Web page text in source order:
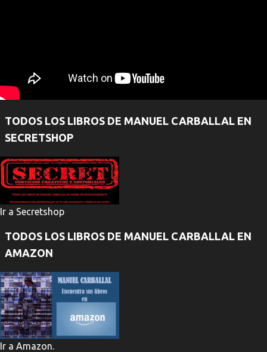
TODOS LOS LIBROS DE MANUEL CARBALLAL EN
SECRETSHOP
Ir a Secretshop
TODOS LOS LIBROS DE MANUEL CARBALLAL EN
AMAZON
Ir a Amazon.